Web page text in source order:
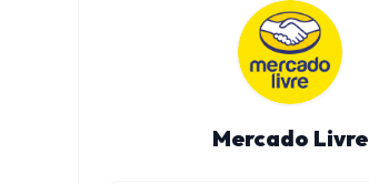
Mercado Livre